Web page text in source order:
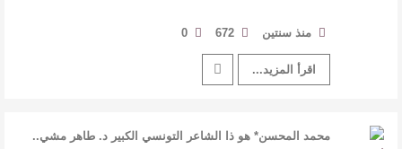
منذ سنتين 672
0
اقرأ المزيد...
محمد المحسن* هو ذا الشاعر التونسي الكبير د. طاهر مشي..